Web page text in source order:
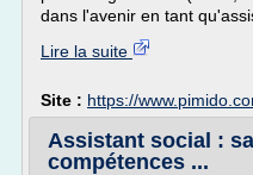
dans l'avenir en tant
Lire la suite
Site : https://
Assistant social :
compétences ...